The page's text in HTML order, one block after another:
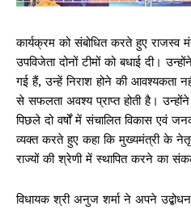
कार्यक्रम को संबोधित करते हुए राजस्व
उपविजेता दोनों टीमों को बधाई दी।
गई हैं, उन्हें निराश होने की आवश्यकता
से सफलता अवश्य प्राप्त होती है। उन्होंने
पिछले दो वर्षों में संचालित विकास एवं
व्यक्त करते हुए कहा कि मुख्यमंत्री के
राज्यों की श्रेणी में स्थापित करने का
विधायक श्री अनुज शर्मा ने अपने